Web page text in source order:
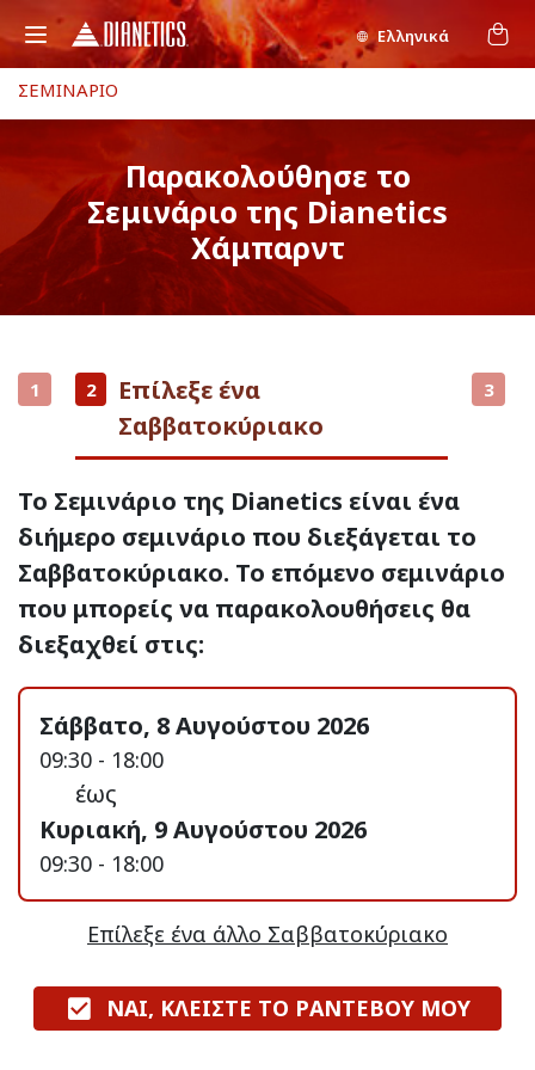
Ελληνικά
ΣΕΜΙΝΑΡΙΟ
Παρακολούθησε το
Σεμινάριο της Dianetics
Χάμπαρντ
1 2
Επίλεξε ένα
Σαββατοκύριακο
3
Το Σεμινάριο της Dianetics είναι ένα
διήμερο σεμινάριο που διεξάγεται το
Σαββατοκύριακο. Το επόμενο σεμινάριο
που μπορείς να παρακολουθήσεις θα
διεξαχθεί στις:
Σάββατο, 8 Αυγούστου 2026
09:30 - 18:00
έως
Κυριακή, 9 Αυγούστου 2026
09:30 - 18:00
Επίλεξε ένα άλλο Σαββατοκύριακο
ΝΑΙ, ΚΛΕΙΣΤΕ ΤΟ ΡΑΝΤΕΒΟΥ ΜΟΥ